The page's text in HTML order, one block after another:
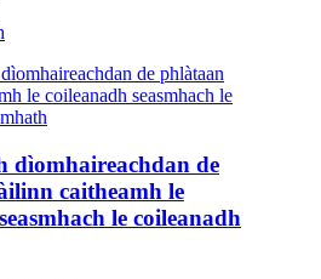
dìomhaireachdan de
caitheamh le
le coileanadh